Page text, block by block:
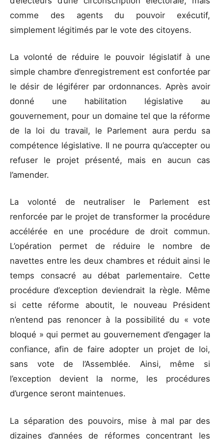
comme des agents du pouvoir exécutif,
simplement légitimés par le vote des citoyens.
La volonté de réduire le pouvoir législatif à une
simple chambre d’enregistrement est confortée par
le désir de légiférer par ordonnances. Après avoir
donné une habilitation législative au
gouvernement, pour un domaine tel que la réforme
de la loi du travail, le Parlement aura perdu sa
compétence législative. Il ne pourra qu’accepter ou
refuser le projet présenté, mais en aucun cas
l’amender.
La volonté de neutraliser le Parlement est
renforcée par le projet de transformer la procédure
accélérée en une procédure de droit commun.
L’opération permet de réduire le nombre de
navettes entre les deux chambres et réduit ainsi le
temps consacré au débat parlementaire. Cette
procédure d’exception deviendrait la règle. Même
si cette réforme aboutit, le nouveau Président
n’entend pas renoncer à la possibilité du « vote
bloqué » qui permet au gouvernement d’engager la
confiance, afin de faire adopter un projet de loi,
sans vote de l’Assemblée. Ainsi, même si
l’exception devient la norme, les procédures
d’urgence seront maintenues.
La séparation des pouvoirs, mise à mal par des
dizaines d’années de réformes concentrant les